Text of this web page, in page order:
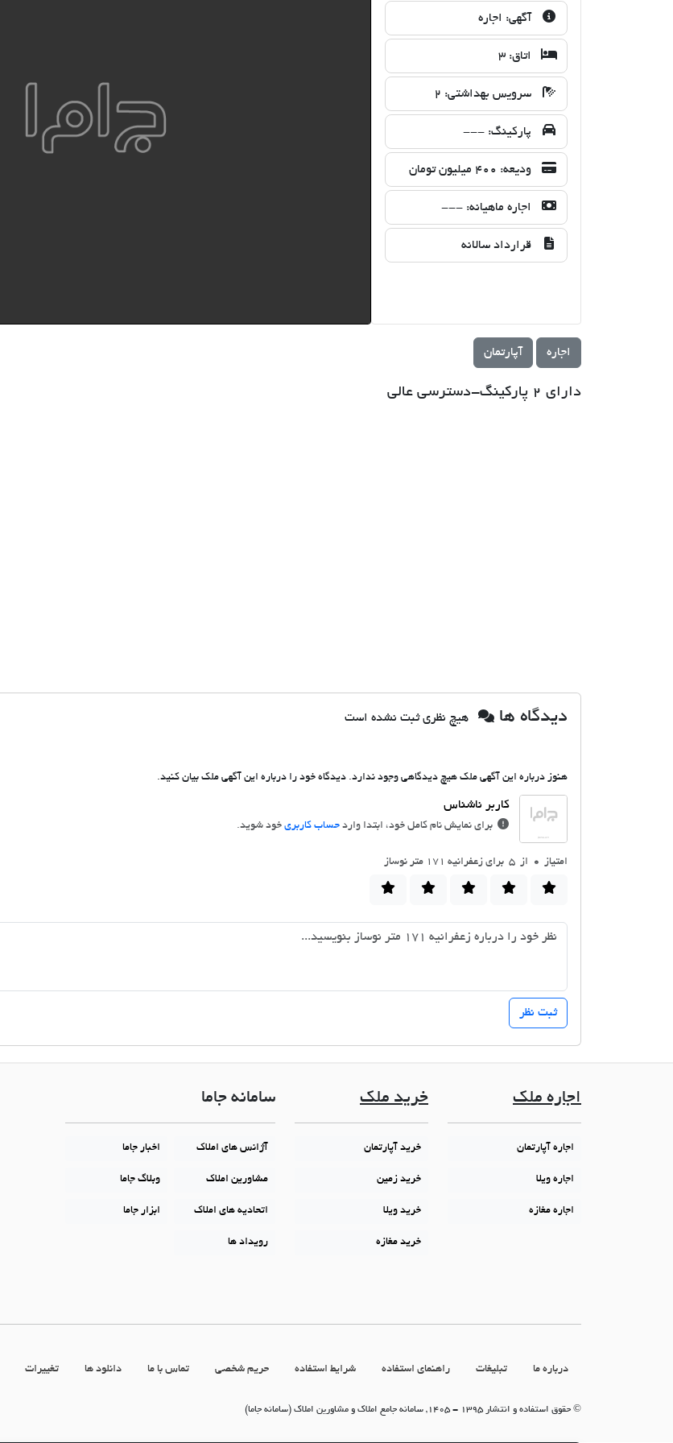
آگهی: اجاره
اتاق: 3
سرویس بهداشتی: 2
پارکینگ: ---
ودیعه: 400 میلیون تومان
اجاره ماهیانه: ---
قرارداد سالانه
اجاره آپارتمان
دارای 2 پارکینگ-دسترسی عالی
دیدگاه ها هیچ نظری ثبت نشده است
هنوز درباره این آگهی ملک هیچ دیدگاهی وجود ندارد. دیدگاه خود را درباره این آگهی ملک بیان کنید.
برای نمایش نام کامل خود، ابتدا وارد حساب کاربری خود شوید.
امتیاز 0 از 5 برای زعفرانیه 171 متر نوساز
اجاره ملک
اجاره آپارتمان
اجاره ویلا
اجاره مغازه
خرید ملک
خرید آپارتمان
خرید زمین
خرید ویلا
خرید مغازه
سامانه جاما
آژانس های املاک اخبار جاما
مشاورین املاک وبلاگ جاما
اتحادیه های املاک ابزار جاما
رویداد ها
درباره ما تبلیغات راهنمای استفاده شرایط استفاده حریم شخصی تماس با ما دانلود ها تغییرات
© حقوق استفاده و انتشار 1395 - 1405, سامانه جامع املاک و مشاورین املاک (سامانه جاما)